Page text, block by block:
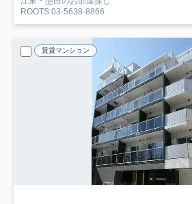
ROOTS 03-5638-8866
賃貸マンション